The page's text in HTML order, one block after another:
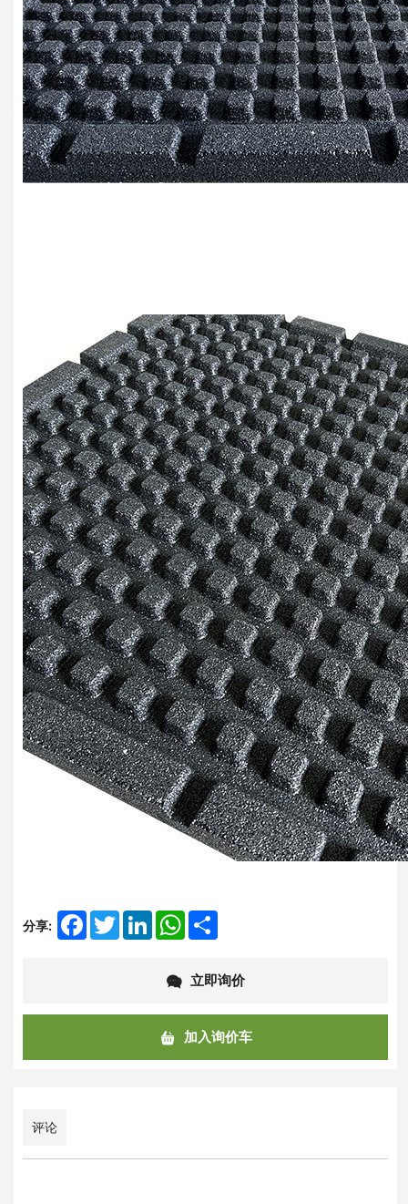
分享: Facebook
TwitterLinkedInWhatsApp
立即询价
加入询价车
评论